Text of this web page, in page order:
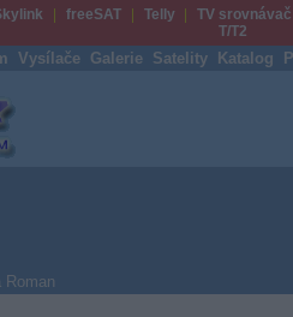
freeSAT Telly
TV srovnávač
T/T2
Vysílače Galerie Satelity Katalog
Roman